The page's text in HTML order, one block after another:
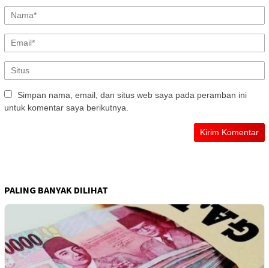
Simpan nama, email, dan situs web saya pada peramban ini
untuk komentar saya berikutnya.
PALING BANYAK DILIHAT